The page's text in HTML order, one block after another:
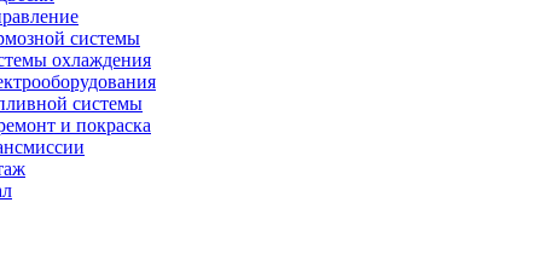
системы
охлаждения
системы
и покраска